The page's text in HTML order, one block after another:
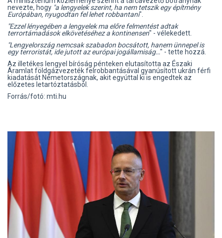
nevezte, hogy "a lengyelek szerint, ha nem tetszik egy építmény
Európában, nyugodtan fel lehet robbantani".
"Ezzel lényegében a lengyelek ma előre felmentést adtak
terrortámadások elkövetéséhez a kontinensen" - vélekedett.
"Lengyelország nemcsak szabadon bocsátott, hanem ünnepel is
egy terroristát, ide jutott az európai jogállamiság…" - tette hozzá.
Az illetékes lengyel bíróság pénteken elutasította az Északi
Áramlat földgázvezeték felrobbantásával gyanúsított ukrán férfi
kiadatását Németországnak, akit egyúttal ki is engedtek az
előzetes letartóztatásból.
Forrás/fotó: mti.hu